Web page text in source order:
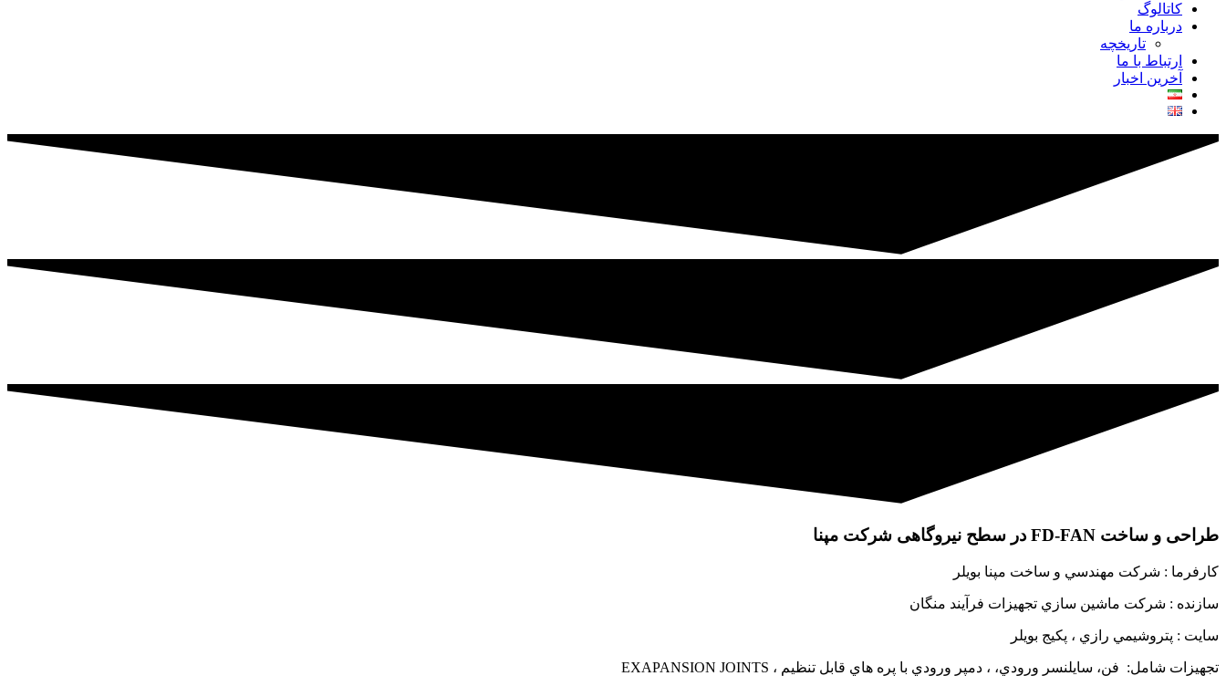
کاتالوگ
درباره ما
تاريخچه
ارتباط با ما
آخرین اخبار
طراحی و ساخت FD-FAN در سطح نیروگاهی شرکت مپنا
كارفرما : شركت مهندسي و ساخت مپنا بويلر
سازنده : شركت ماشين سازي تجهيزات فرآيند منگان
سايت : پتروشيمي رازي ، پكيج بويلر
تجهيزات شامل: فن، سايلنسر ورودي، ، دمپر ورودي با پره هاي قابل تنظيم ، EXAPANSION JOINTS